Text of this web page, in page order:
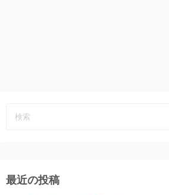
最近の投稿